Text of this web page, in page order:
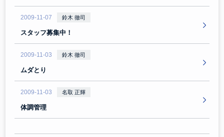
2009-11-07 鈴木 徹司
スタッフ募集中！
2009-11-03 鈴木 徹司
ムダとり
2009-11-03 名取 正輝
体調管理